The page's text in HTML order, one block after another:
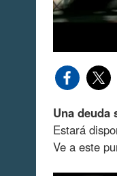
Una deuda
Estará
Ve a este